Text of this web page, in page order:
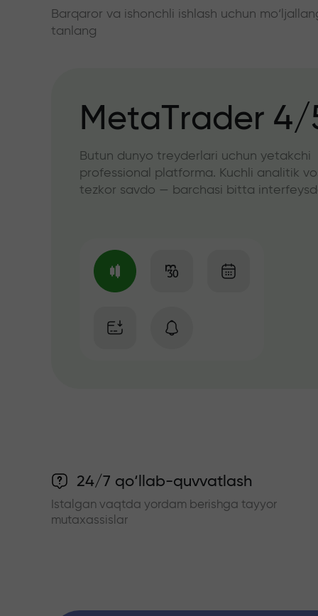
Barqaror va ishonchli ishlash uchun
tanlang
MetaTrader 4/
Butun dunyo treyderlari uchun yetakchi
professional platforma. Kuchli analitik
tezkor savdo — barchasi bitta
24/7 qo‘llab-quvvatlash
Istalgan vaqtda yordam berishga tayyor
mutaxassislar